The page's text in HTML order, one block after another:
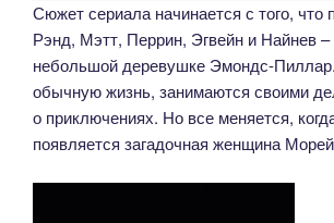
Сюжет сериала начинается с того, что
Рэнд, Мэтт, Перрин, Эгвейн и Найнев –
небольшой деревушке Эмондс-
обычную жизнь, занимаются своими
о приключениях. Но все меняется,
появляется загадочная женщина